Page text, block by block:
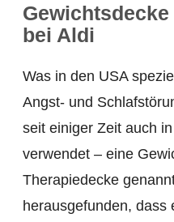
bei Aldi
Was in den USA
Angst- und
seit einiger Zeit auch
verwendet – eine
Therapiedecke
herausgefunden, dass